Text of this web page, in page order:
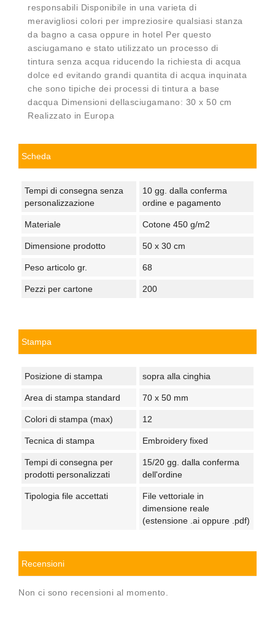
responsabili Disponibile in una varieta di
meravigliosi colori per impreziosire qualsiasi stanza
da bagno a casa oppure in hotel Per questo
asciugamano e stato utilizzato un processo di
tintura senza acqua riducendo la richiesta di acqua
dolce ed evitando grandi quantita di acqua inquinata
che sono tipiche dei processi di tintura a base
dacqua Dimensioni dellasciugamano: 30 x 50 cm
Realizzato in Europa
Scheda
Tempi di consegna senza
personalizzazione
10 gg. dalla conferma
ordine e pagamento
Materiale Cotone 450 g/m2
Dimensione prodotto 50 x 30 cm
Peso articolo gr. 68
Pezzi per cartone 200
Stampa
Posizione di stampa sopra alla cinghia
Area di stampa standard 70 x 50 mm
Colori di stampa (max) 12
Tecnica di stampa Embroidery fixed
Tempi di consegna per
prodotti personalizzati
15/20 gg. dalla conferma
dell'ordine
Tipologia file accettati
File vettoriale in
dimensione reale
(estensione .ai oppure .pdf)
Recensioni
Non ci sono recensioni al momento.